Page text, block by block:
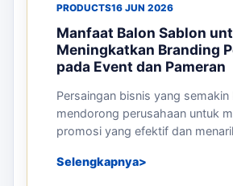
PRODUCTS16 JUN 2026
Manfaat Balon Sablon
Meningkatkan Branding
pada Event dan Pameran
Persaingan bisnis yang
mendorong perusahaan untuk
promosi yang efektif dan
Selengkapnya